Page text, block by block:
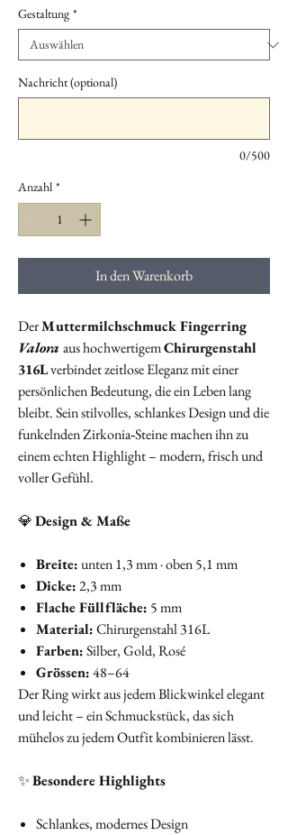
Gestaltung *
Nachricht (optional)
0/500
Anzahl *
In den Warenkorb
DerMuttermilchschmuck Fingerring
Valora aus hochwertigemChirurgenstahl
316Lverbindet zeitlose Eleganz mit einer
persönlichen Bedeutung, die ein Leben lang
bleibt. Sein stilvolles, schlankes Design und die
funkelnden Zirkonia‑Steine machen ihn zu
einem echten Highlight – modern, frisch und
voller Gefühl.
💎Design & Maße
Breite:unten 1,3 mm · oben 5,1 mm
Dicke:2,3 mm
Flache Füllfläche: 5 mm
Material:Chirurgenstahl 316L
Farben:Silber, Gold, Rosé
Grössen:48–64
Der Ring wirkt aus jedem Blickwinkel elegant
und leicht – ein Schmuckstück, das sich
mühelos zu jedem Outfit kombinieren lässt.
✨Besondere Highlights
Schlankes, modernes Design